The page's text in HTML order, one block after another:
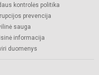
kontrolės politika
prevencija
sauga
informacija
duomenys